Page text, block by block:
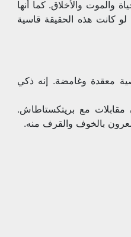
والموت والأخلاق. كما أنها
كانت هذه الحقيقة قاسية
معقدة وغامضة. إنه ذكي
مع بريتكستاطاش.
بالخوف والقرف منه.